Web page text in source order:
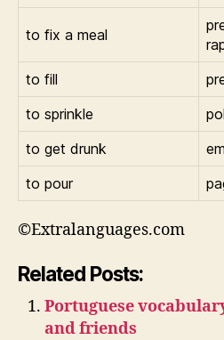
to fix a meal
to fill
to sprinkle
to get drunk
to pour
©Extralanguages.com
Related Posts:
Portuguese
and friends